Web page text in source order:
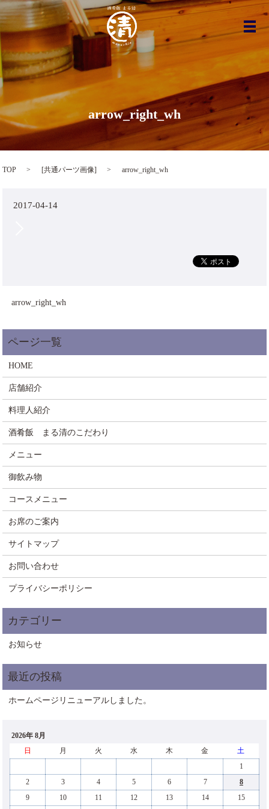
メ
arrow_right_wh
TOP [共通パーツ画像] arrow_right_wh
2017-04-14
arrow_right_wh
HOME
店舗紹介
料理人紹介
酒肴飯 まる清のこだわり
メニュー
御飲み物
コースメニュー
お席のご案内
サイトマップ
お問い合わせ
プライバシーポリシー
お知らせ
ホームページリニューアルしました。
2026年 8月
日
月 火 水 木 金
土
1
2
3 4 5 6 7
8
9
10 11 12 13 14
15